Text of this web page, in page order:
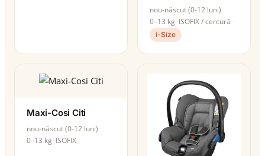
nou-născut (0-12 luni)
0–13 kg ISOFIX / centură
i-Size
Maxi-Cosi Citi
nou-născut (0-12 luni)
0–13 kg ISOFIX